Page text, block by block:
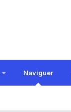
Naviguer